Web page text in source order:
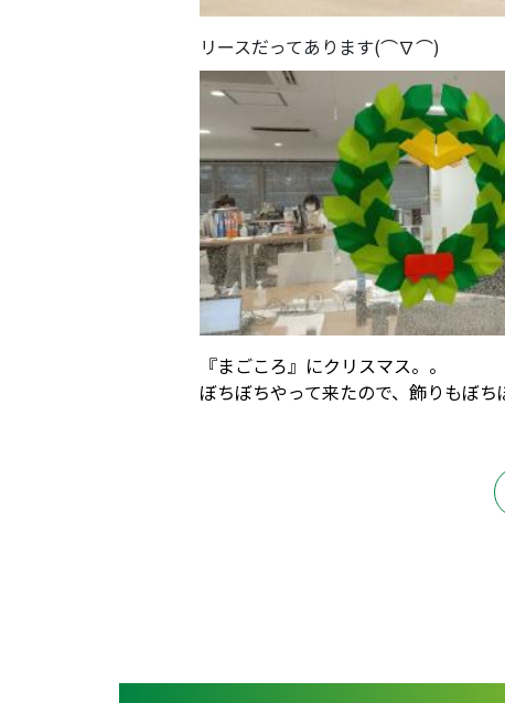
リースだってあります(⌒∇⌒)
『まごころ』にクリスマス。。
ぼちぼちやって来たので、飾りもぼ